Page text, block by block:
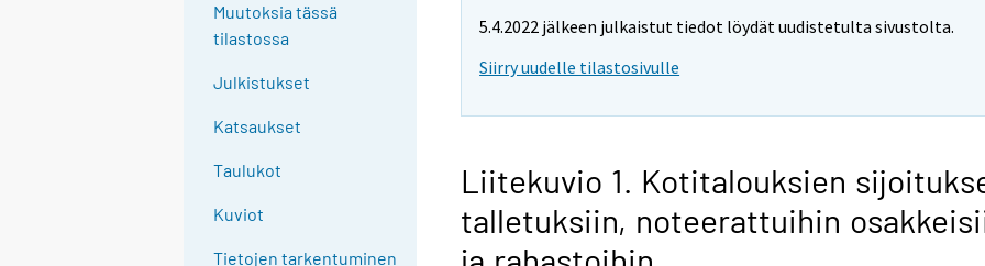
Muutoksia tässä
tilastossa
Julkistukset
Katsaukset
Taulukot
Kuviot
Tietojen tarkentuminen
5.4.2022 jälkeen julkaistut tiedot löydät uudistetulta sivustolta.
Siirry uudelle tilastosivulle
Liitekuvio 1. Kotitalouksien
talletuksiin, noteerattuihin